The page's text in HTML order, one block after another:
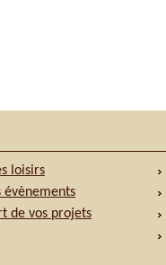
loisirs
évènements
de vos projets